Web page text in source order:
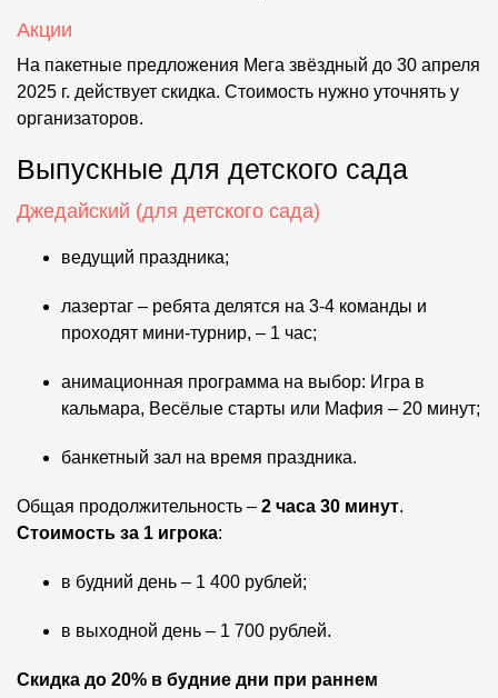
Акции
На пакетные предложения Мега звёздный до 30 апреля
2025 г. действует скидка. Стоимость нужно уточнять у
организаторов.
Выпускные для детского сада
Джедайский (для детского сада)
ведущий праздника;
лазертаг – ребята делятся на 3-4 команды и
проходят мини-турнир, – 1 час;
анимационная программа на выбор: Игра в
кальмара, Весёлые старты или Мафия – 20 минут;
банкетный зал на время праздника.
Общая продолжительность – 2 часа 30 минут.
Стоимость за 1 игрока:
в будний день – 1 400 рублей;
в выходной день – 1 700 рублей.
Скидка до 20% в будние дни при раннем